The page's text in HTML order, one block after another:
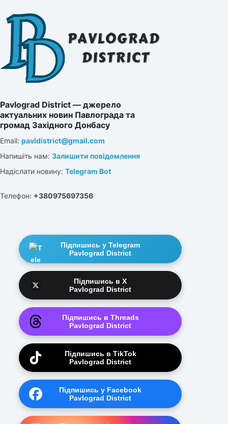
Pavlograd District — джерело
актуальних новин Павлограда та
громад Західного Донбасу
Email: pavldistrict@gmail.com
Напишіть нам: Залишити повідомлення
Надіслати новину: Telegram Bot
Телефон: +380975697356
Підпишись у Telegram
Pavlograd District
Підпишись в X
Pavlograd District
Підпишись в Threads
Pavlograd District
Підпишись в TikTok
Pavlograd District
Підпишись у Facebook
Pavlograd District